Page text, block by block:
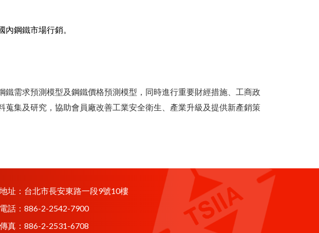
鋼鐵市場行銷。
需求預測模型及鋼鐵價格預測模型，同時進行重要財經措施、工商政
集及研究，協助會員廠改善工業安全衛生、產業升級及提供新產銷策
地址： 台北市長安東路一段9號10樓
電話： 886-2-2542-7900
傳真：886-2-2531-6708